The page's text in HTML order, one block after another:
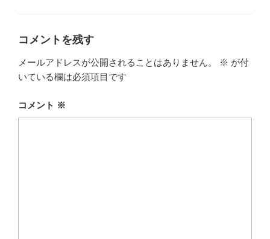
コメントを残す
メールアドレスが公開されることはありません。 ※ が付
いている欄は必須項目です
コメント ※